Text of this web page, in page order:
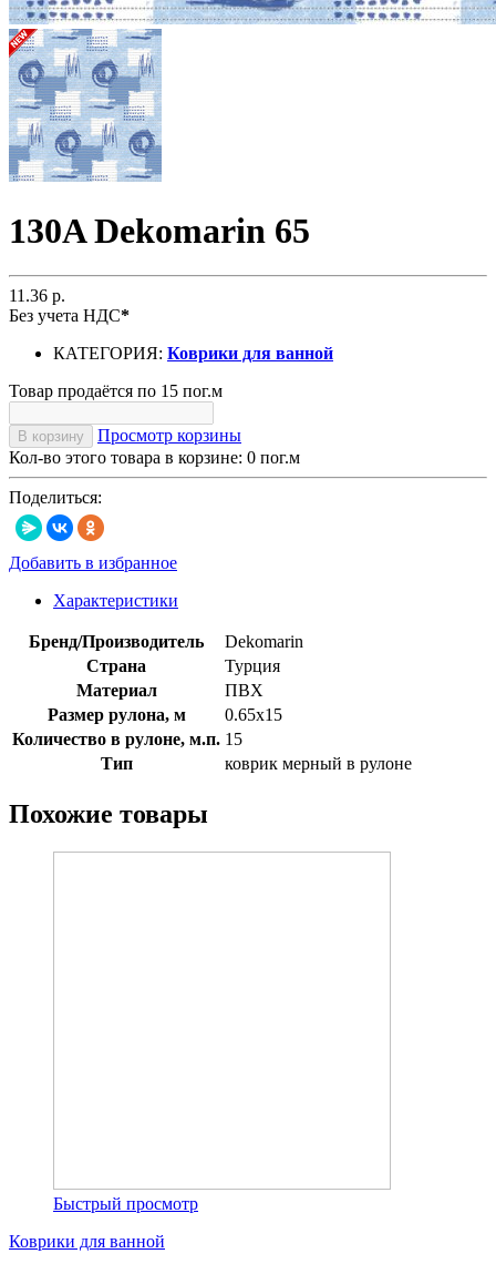
130A Dekomarin 65
11.36 р.
Без учета НДС*
КАТЕГОРИЯ: Коврики для ванной
Товар продаётся по 15 пог.м
В корзину
Просмотр корзины
Кол-во этого товара в корзине: 0 пог.м
Поделиться:
Добавить в избранное
Характеристики
Бренд/Производитель
Dekomarin
Страна
Турция
Материал
ПВХ
Размер рулона, м
0.65х15
Количество в рулоне, м.п. 15
Тип
коврик мерный в рулоне
Похожие товары
Быстрый просмотр
Коврики для ванной